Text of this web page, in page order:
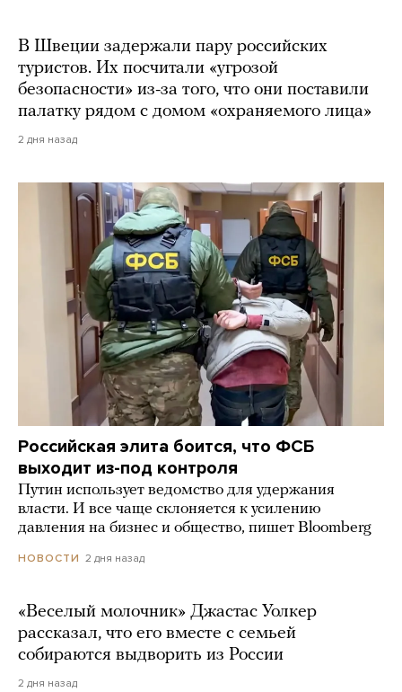
В Швеции задержали пару российских
туристов. Их посчитали «угрозой
безопасности» из-за того, что они поставили
палатку рядом с домом «охраняемого лица»
2 дня назад
Российская элита боится, что ФСБ
выходит из-под контроля
Путин использует ведомство для удержания
власти. И все чаще склоняется к усилению
давления на бизнес и общество, пишет Bloomberg
НОВОСТИ 2 дня назад
«Веселый молочник» Джастас Уолкер
рассказал, что его вместе с семьей
собираются выдворить из России
2 дня назад